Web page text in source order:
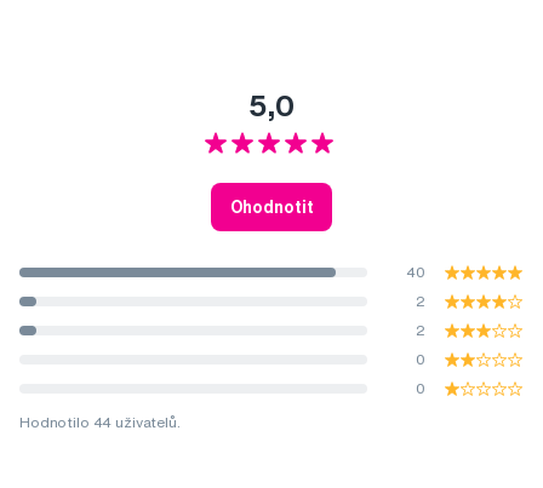
5,0
Ohodnotit
40
2
2
0
0
Hodnotilo 44 uživatelů.